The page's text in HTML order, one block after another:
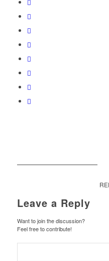
Leave a Reply
Want to join the discussion?
Feel free to contribute!